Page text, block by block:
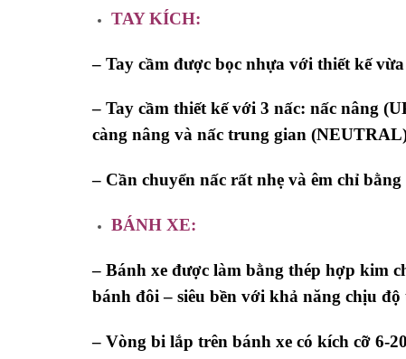
TAY KÍCH:
– Tay cầm được bọc nhựa với thiết kế
– Tay cầm thiết kế với 3 nấc: nấc nâng
càng nâng và nấc trung gian
– Cần chuyển nấc rất nhẹ và êm chỉ
BÁNH XE:
– Bánh xe được làm bằng thép hợp kim
bánh đôi – siêu bền với khả năng chịu
– Vòng bi lắp trên bánh xe có kích cỡ 6-